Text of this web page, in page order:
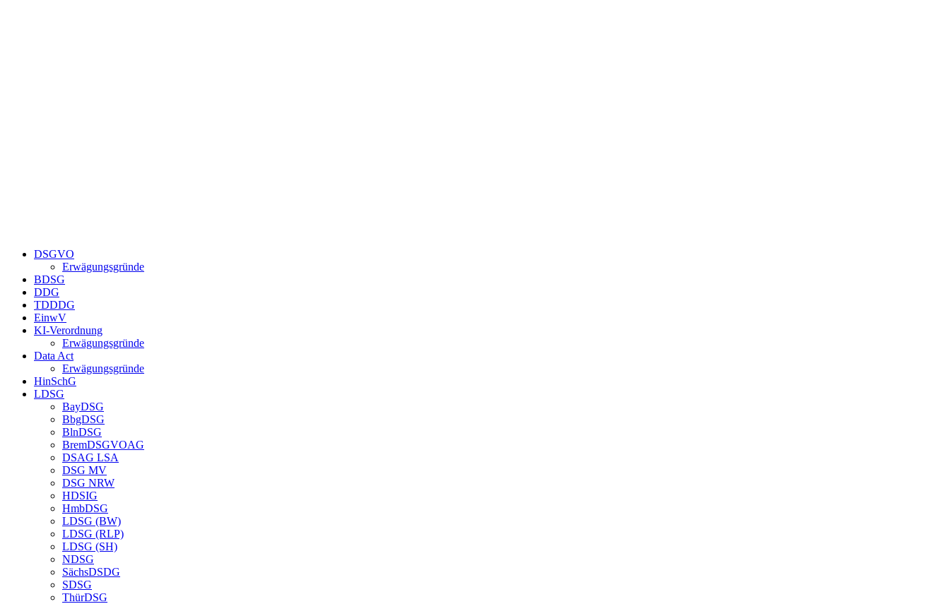
DSGVO
Erwägungsgründe
BDSG
DDG
TDDDG
EinwV
KI-Verordnung
Erwägungsgründe
Data Act
Erwägungsgründe
HinSchG
LDSG
BayDSG
BbgDSG
BlnDSG
BremDSGVOAG
DSAG LSA
DSG MV
DSG NRW
HDSIG
HmbDSG
LDSG (BW)
LDSG (RLP)
LDSG (SH)
NDSG
SächsDSDG
SDSG
ThürDSG